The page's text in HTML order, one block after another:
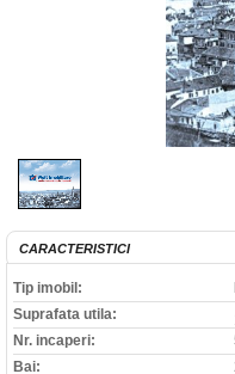
CARACTERISTICI
Tip imobil:
Suprafata utila:
Nr. incaperi:
Bai: